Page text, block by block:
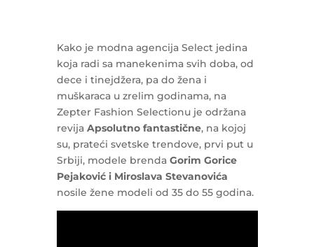
Kako je modna agencija Select jedina
koja radi sa manekenima svih doba, od
dece i tinejdžera, pa do žena i
muškaraca u zrelim godinama, na
Zepter Fashion Selectionu je održana
revija Apsolutno fantastične, na kojoj
su, prateći svetske trendove, prvi put u
Srbiji, modele brenda Gorim Gorice
Pejaković i Miroslava Stevanovića
nosile žene modeli od 35 do 55 godina.